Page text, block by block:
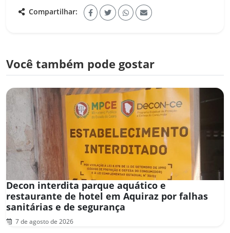
Compartilhar:
Você também pode gostar
Decon interdita parque aquático e
restaurante de hotel em Aquiraz por falhas
sanitárias e de segurança
7 de agosto de 2026